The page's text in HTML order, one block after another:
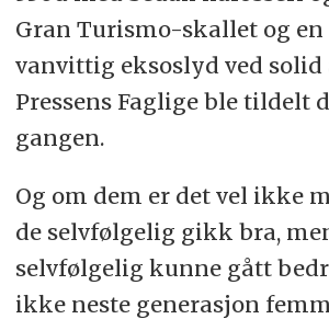
Gran Turismo-skallet og en
vanvittig eksoslyd ved solid
Pressens Faglige ble tildelt
gangen.
Og om dem er det vel ikke
de selvfølgelig gikk bra,
selvfølgelig kunne gått
ikke neste generasjon